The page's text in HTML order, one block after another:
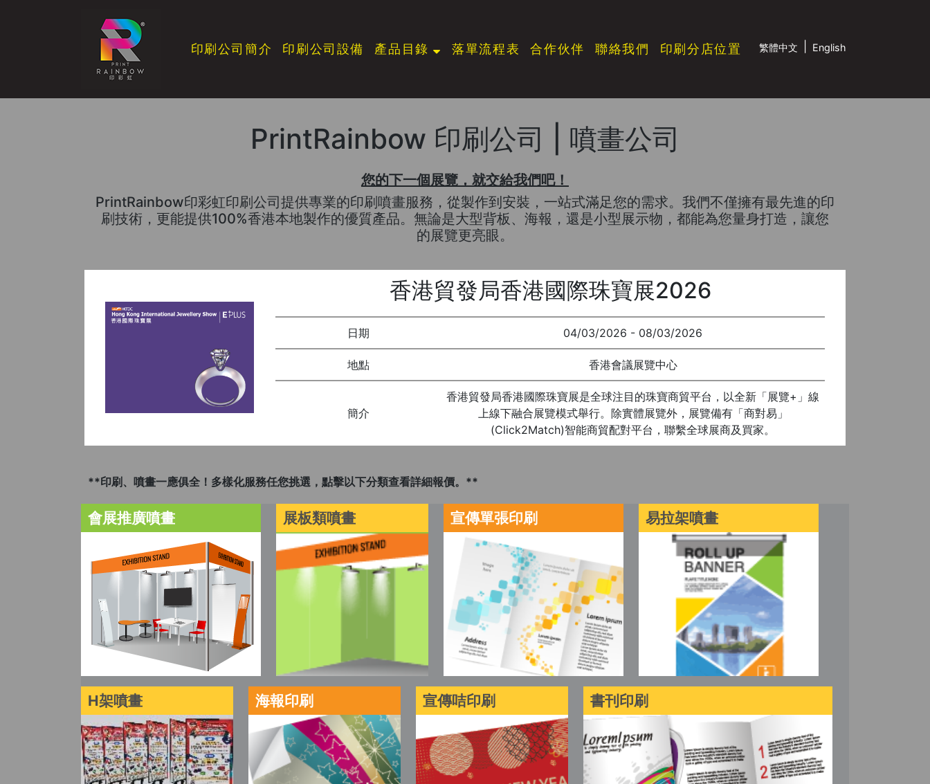
印刷公司簡介 印刷公司設備 產品目錄 落單流程表 合作伙伴 聯絡我們 印刷分店位置 繁體中文 English
PrintRainbow 印刷公司 | 噴畫公司
您的下一個展覽，就交給我們吧！
PrintRainbow印彩虹印刷公司提供專業的印刷噴畫服務，從製作到安裝，一站式滿足您的需求。我們不僅擁有最先進的印
刷技術，更能提供100%香港本地製作的優質產品。無論是大型背板、海報，還是小型展示物，都能為您量身打造，讓您
的展覽更亮眼。
香港貿發局香港國際珠寶展2026
日期 04/03/2026 - 08/03/2026
地點 香港會議展覽中心
簡介
香港貿發局香港國際珠寶展是全球注目的珠寶商貿平台，以全新「展覽+」線
上線下融合展覽模式舉行。除實體展覽外，展覽備有「商對易」
(Click2Match)智能商貿配對平台，聯繫全球展商及買家。
**印刷、噴畫一應俱全！多樣化服務任您挑選，點擊以下分類查看詳細報價。**
會展推廣噴畫 展板類噴畫 宣傳單張印刷 易拉架噴畫
H架噴畫 海報印刷 宣傳咭印刷 書刊印刷